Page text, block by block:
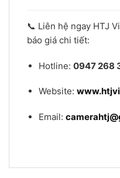
📞 Liên hệ ngay HTJ
báo giá chi tiết:
Hotline: 0947 268
Website:
Email: